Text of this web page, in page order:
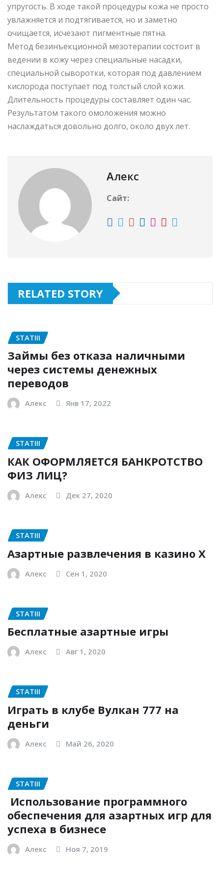
упругость. В ходе такой процедуры кожа не просто
увлажняется и подтягивается, но и заметно
очищается, исчезают пигментные пятна.
Метод безинъекционной мезотерапии состоит в
ведении в кожу через специальные насадки,
специальной сыворотки, которая под давлением
кислорода поступает под толстый слой кожи.
Длительность процедуры составляет один час.
Результатом такого омоложения можно
наслаждаться довольно долго, около двух лет.
Алекс
Сайт:
RELATED STORY
STATIII
Займы без отказа наличными
через системы денежных
переводов
Алекс Янв 17, 2022
STATIII
КАК ОФОРМЛЯЕТСЯ БАНКРОТСТВО
ФИЗ ЛИЦ?
Алекс Дек 27, 2020
STATIII
Азартные развлечения в казино Х
Алекс Сен 1, 2020
STATIII
Бесплатные азартные игры
Алекс Авг 1, 2020
STATIII
Играть в клубе Вулкан 777 на
деньги
Алекс Май 26, 2020
STATIII
Использование программного
обеспечения для азартных игр для
успеха в бизнесе
Алекс Ноя 7, 2019